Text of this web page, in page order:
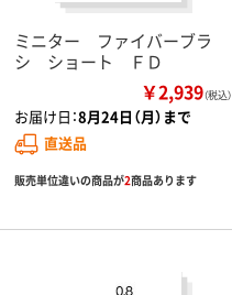
ミニター ファイバーブラ
シ ショート ＦＤ
￥2,939（税込）
お届け日：8月24日（月）まで
直送品
販売単位違いの商品が2商品あります